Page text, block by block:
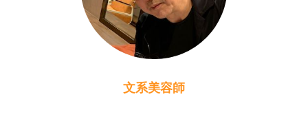
文系美容師